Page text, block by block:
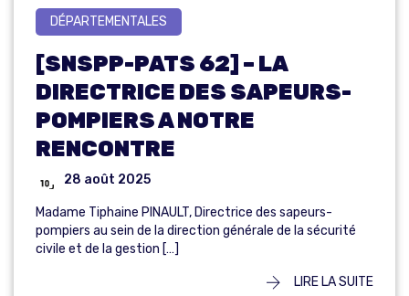
DÉPARTEMENTALES
[SNSPP-PATS 62] – LA
DIRECTRICE DES SAPEURS-
POMPIERS A NOTRE
RENCONTRE
28 août 2025
Madame Tiphaine PINAULT, Directrice des sapeurs-
pompiers au sein de la direction générale de la sécurité
civile et de la gestion […]
LIRE LA SUITE